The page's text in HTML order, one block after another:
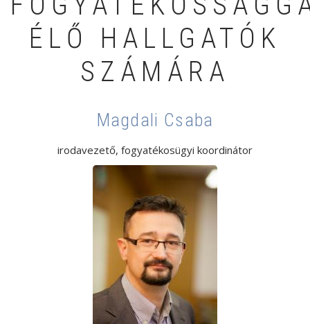
ÉLŐ HALLGATÓK
SZÁMÁRA
Magdali Csaba
irodavezető, fogyatékosügyi koordinátor